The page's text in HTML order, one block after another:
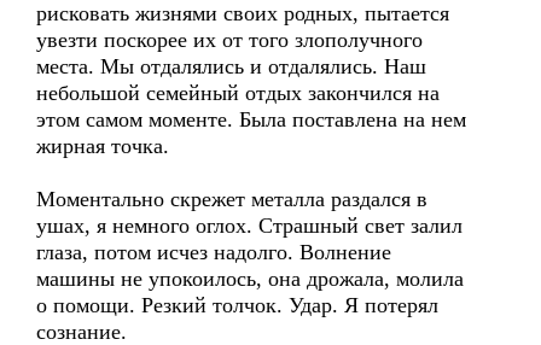
рисковать жизнями своих родных, пытается
увезти поскорее их от того злополучного
места. Мы отдалялись и отдалялись. Наш
небольшой семейный отдых закончился на
этом самом моменте. Была поставлена на нем
жирная точка.
Моментально скрежет металла раздался в
ушах, я немного оглох. Страшный свет залил
глаза, потом исчез надолго. Волнение
машины не упокоилось, она дрожала, молила
о помощи. Резкий толчок. Удар. Я потерял
сознание.